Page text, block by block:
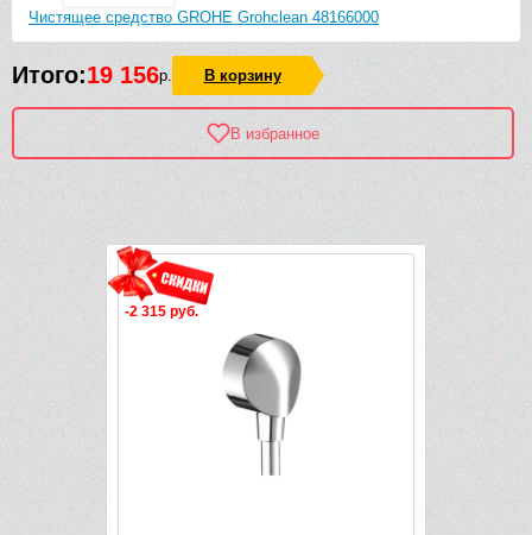
Чистящее средство GROHE Grohclean 48166000
Итого:19 156р. В корзину
В избранное
-2 315 руб.